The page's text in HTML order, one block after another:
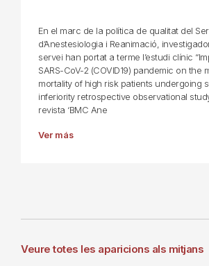
En el marc de la política de qualitat del
d’Anestesiologia i Reanimació,
servei han portat a terme l’estudi clínic
SARS-CoV-2 (COVID19) pandemic on the
mortality of high risk patients undergoing
inferiority retrospective observational
revista ‘BMC Ane
Ver más
Veure totes les aparicions als mitjans